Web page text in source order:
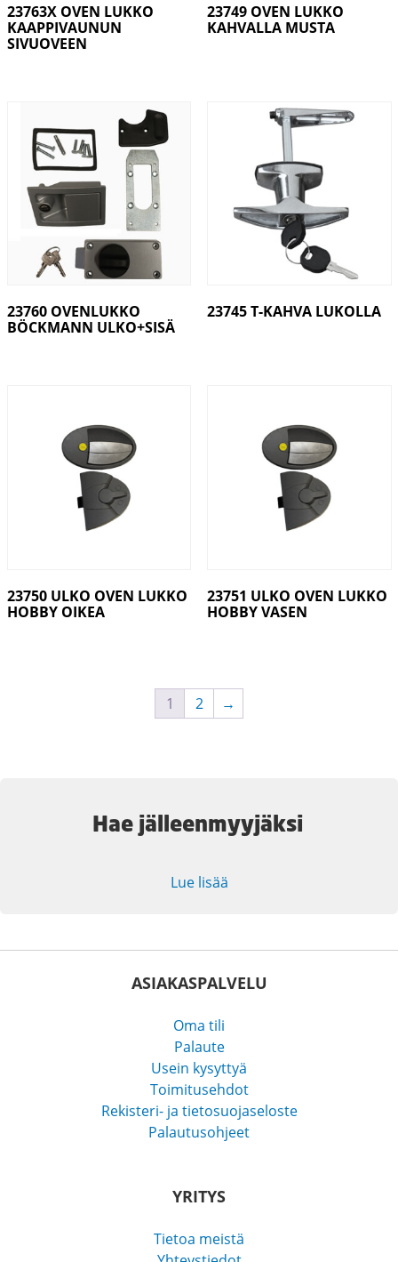
23763X OVEN LUKKO
KAAPPIVAUNUN
SIVUOVEEN
23749 OVEN LUKKO
KAHVALLA MUSTA
23760 OVENLUKKO
BÖCKMANN ULKO+SISÄ
23745 T-KAHVA LUKOLLA
23750 ULKO OVEN LUKKO
HOBBY OIKEA
23751 ULKO OVEN LUKKO
HOBBY VASEN
1 2 →
Hae jälleenmyyjäksi
Lue lisää
ASIAKASPALVELU
Oma tili
Palaute
Usein kysyttyä
Toimitusehdot
Rekisteri- ja tietosuojaseloste
Palautusohjeet
YRITYS
Tietoa meistä